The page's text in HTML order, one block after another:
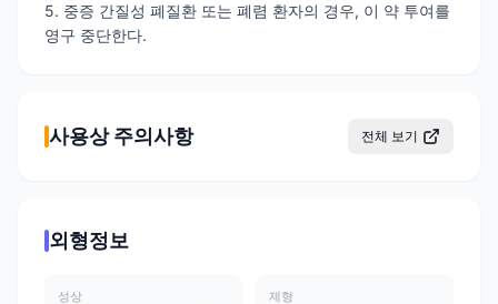
5. 중증 간질성 폐질환 또는 폐렴 환자의 경우, 이 약 투여를
영구 중단한다.
사용상 주의사항 전체 보기
외형정보
성상 제형